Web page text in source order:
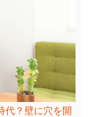
代？壁に穴を開